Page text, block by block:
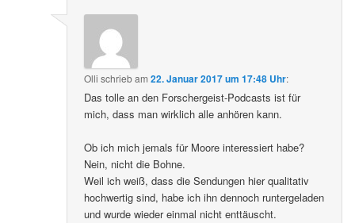
Olli schriebam22. Januar 2017 um 17:48 Uhr:
Das tolle an den Forschergeist-Podcasts ist für
mich, dass man wirklich alle anhören kann.
Ob ich mich jemals für Moore interessiert habe?
Nein, nicht die Bohne.
Weil ich weiß, dass die Sendungen hier qualitativ
hochwertig sind, habe ich ihn dennoch runtergeladen
und wurde wieder einmal nicht enttäuscht.